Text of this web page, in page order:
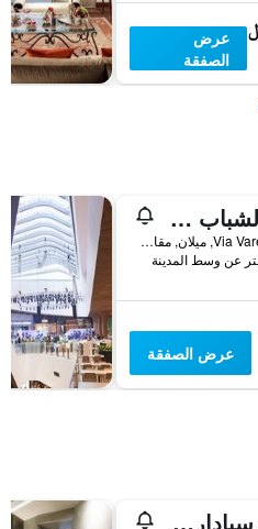
عرض
الصفقة
بيت الشباب ستار
Via Varesina 63, ميلان, مقاطعة ميلانو, إيطاليا
عرض الصفقة
فندق سباداري أل دوومو